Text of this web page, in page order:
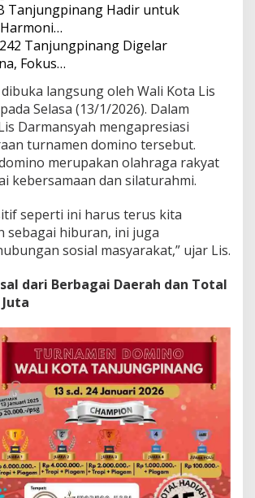
Tanjungpinang Hadir untuk
Tanjungpinang Digelar
Fokus…
langsung oleh Wali Kota Lis
Selasa (13/1/2026). Dalam
Darmansyah mengapresiasi
turnamen domino tersebut.
merupakan olahraga rakyat
kebersamaan dan silaturahmi.
seperti ini harus terus kita
sebagai hiburan, ini juga
sosial masyarakat,” ujar Lis.
dari Berbagai Daerah dan Total